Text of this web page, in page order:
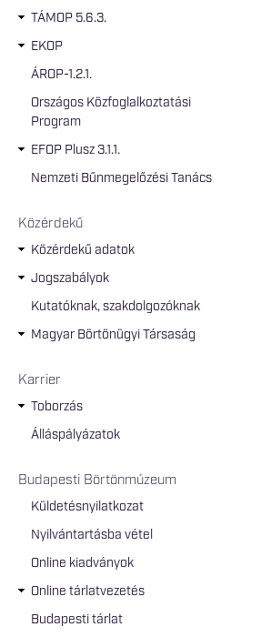
TÁMOP 5.6.3.
EKOP
ÁROP-1.2.1.
Országos Közfoglalkoztatási
Program
EFOP Plusz 3.1.1.
Nemzeti Bűnmegelőzési Tanács
Közérdekű
Közérdekű adatok
Jogszabályok
Kutatóknak, szakdolgozóknak
Magyar Börtönügyi Társaság
Karrier
Toborzás
Álláspályázatok
Budapesti Börtönmúzeum
Küldetésnyilatkozat
Nyilvántartásba vétel
Online kiadványok
Online tárlatvezetés
Budapesti tárlat